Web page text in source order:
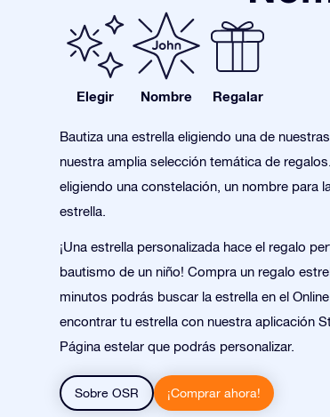
Elegir Nombre Regalar
Bautiza una estrella eligiendo una de
nuestra amplia selección temática de
eligiendo una constelación, un nombre para
estrella.
¡Una estrella personalizada hace el regalo
bautismo de un niño! Compra un regalo
minutos podrás buscar la estrella en el
encontrar tu estrella con nuestra aplicación
Página estelar que podrás personalizar.
Sobre OSR ¡Comprar ahora!